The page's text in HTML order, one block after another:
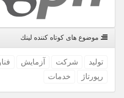
موضوع های كوتاه كننده لینك
تولید شركت آزمایش
رپورتاژ
خدمات